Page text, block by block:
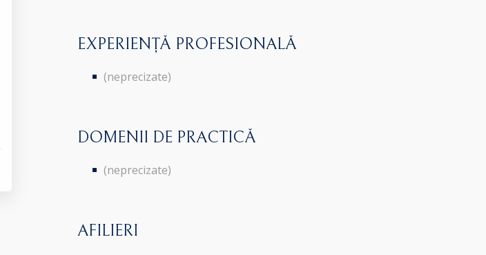
EXPERIENȚĂ PROFESIONALĂ
(neprecizate)
DOMENII DE PRACTICĂ
(neprecizate)
AFILIERI